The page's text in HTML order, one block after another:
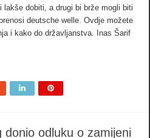
dobiti, a drugi bi brže mogli biti
deutsche welle. Ovdje možete
i kako do državljanstva. Inas Šarif
donio odluku o zamijeni